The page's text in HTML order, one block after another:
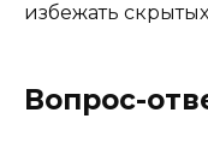
избежать
Вопрос-